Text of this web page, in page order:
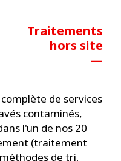
Traitements
hors site
—
de services
contaminés,
l'un de nos 20
(traitement
de tri,